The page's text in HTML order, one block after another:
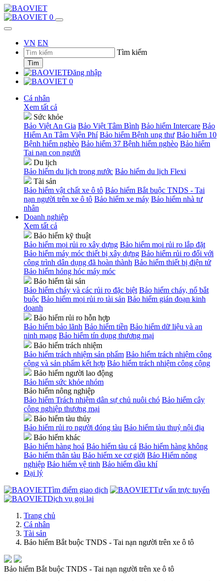
0
VN EN
Tìm kiếm
Tìm
Đăng nhập
0
Cá nhân
Xem tất cả
Sức khỏe
Bảo Việt An Gia Bảo Việt Tâm Bình Bảo hiểm Intercare Bảo
Hiểm An Tâm Viện Phí Bảo hiểm Bệnh ung thư Bảo hiểm 10
Bệnh hiểm nghèo Bảo hiểm 37 Bệnh hiểm nghèo Bảo hiểm
Tai nạn con người
Du lịch
Bảo hiểm du lịch trong nước Bảo hiểm du lịch Flexi
Tài sản
Bảo hiểm vật chất xe ô tô Bảo hiểm Bắt buộc TNDS - Tai
nạn người trên xe ô tô Bảo hiểm xe máy Bảo hiểm nhà tư
nhân
Doanh nghiệp
Xem tất cả
Bảo hiểm kỹ thuật
Bảo hiểm mọi rủi ro xây dựng Bảo hiểm mọi rủi ro lắp đặt
Bảo hiểm máy móc thiết bị xây dựng Bảo hiểm rủi ro đối với
công trình dân dụng đã hoàn thành Bảo hiểm thiết bị điện tử
Bảo hiểm hỏng hóc máy móc
Bảo hiểm tài sản
Bảo hiểm cháy và các rủi ro đặc biệt Bảo hiểm cháy, nổ bắt
buộc Bảo hiểm mọi rủi ro tài sản Bảo hiểm gián đoạn kinh
doanh
Bảo hiểm rủi ro hỗn hợp
Bảo hiểm bảo lãnh Bảo hiểm tiền Bảo hiểm dữ liệu và an
ninh mạng Bảo hiểm tín dụng thương mại
Bảo hiểm trách nhiệm
Bảo hiểm trách nhiệm sản phẩm Bảo hiểm trách nhiệm công
cộng và sản phẩm kết hợp Bảo hiểm trách nhiệm công cộng
Bảo hiểm người lao động
Bảo hiểm sức khỏe nhóm
Bảo hiểm nông nghiệp
Bảo hiểm Trách nhiệm dân sự chủ nuôi chó Bảo hiểm cây
công nghiệp thương mại
Bảo hiểm tàu thủy
Bảo hiểm rủi ro người đóng tàu Bảo hiểm tàu thuỷ nội địa
Bảo hiểm khác
Bảo hiểm hàng hoá Bảo hiểm tàu cá Bảo hiểm hàng không
Bảo hiểm thân tàu Bảo hiểm xe cơ giới Bảo Hiểm nông
nghiệp Bảo hiểm vệ tinh Bảo hiểm dầu khí
Đại lý
Tìm điểm giao dịch
Tư vấn trực tuyến
Dịch vụ gọi lại
Trang chủ
Cá nhân
Tài sản
Bảo hiểm Bắt buộc TNDS - Tai nạn người trên xe ô tô
Bảo hiểm Bắt buộc TNDS - Tai nạn người trên xe ô tô